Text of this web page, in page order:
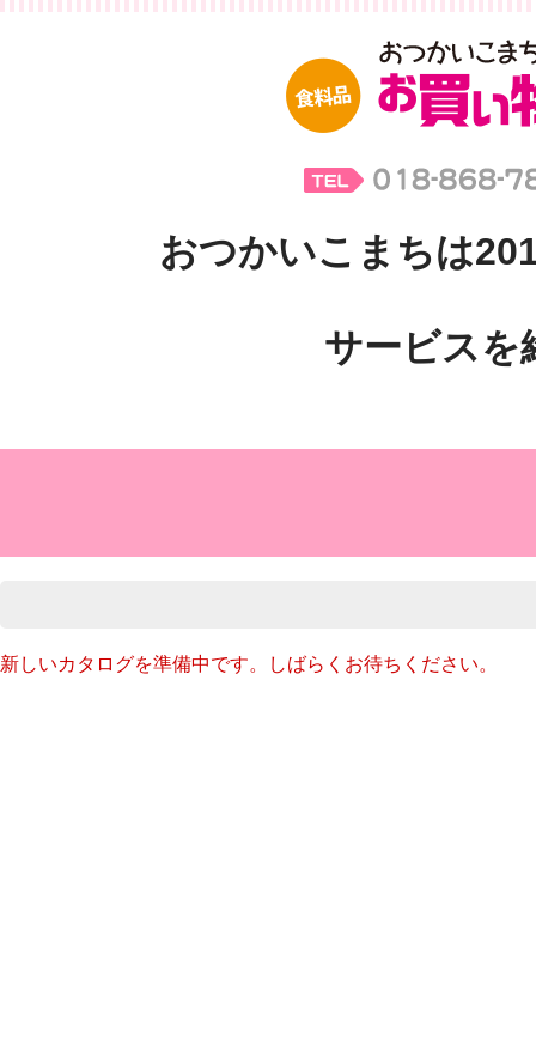
おつかいこまちは
サービスを
新しいカタログを準備中です。しばらくお待ちください。